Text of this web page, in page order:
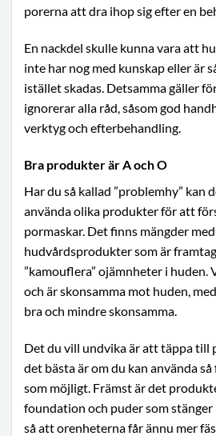
porerna att dra ihop sig efter en
En nackdel skulle kunna vara att
inte har nog med kunskap eller är
istället skadas. Detsamma gäller
ignorerar alla råd, såsom god
verktyg och efterbehandling.
Bra produkter är A och O
Har du så kallad ”problemhy” kan
använda olika produkter för att
pormaskar. Det finns mängder
hudvårdsprodukter som är
”kamouflera” ojämnheter i huden.
och är skonsamma mot huden,
bra och mindre skonsamma.
Det du vill undvika är att täppa till
det bästa är om du kan använda
som möjligt. Främst är det
foundation och puder som stänger
så att orenheterna får ännu mer